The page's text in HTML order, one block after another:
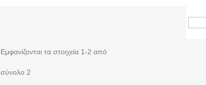
Εμφανίζονται τα στοιχεία 1-2 από
σύνολο 2